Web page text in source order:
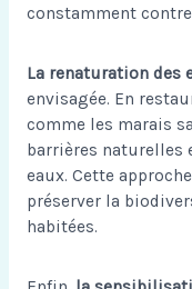
constamment
La renaturation des
envisagée. En
comme les marais
barrières naturelles
eaux. Cette
préserver la
habitées.